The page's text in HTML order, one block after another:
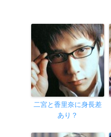
二宮と香里奈に身長差
あり？